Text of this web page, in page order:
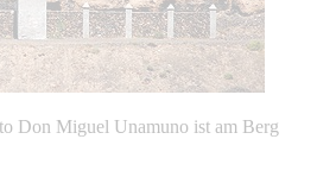
Don Miguel Unamuno ist am Berg